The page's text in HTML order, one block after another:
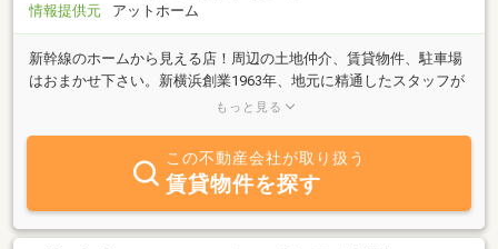
情報提供元
アットホーム
新幹線のホームから見える店！周辺の土地仲介、賃貸物件、駐車場
はおまかせ下さい。新横浜創業1963年、地元に精通したスタッフが
対応させて頂きます。東海道新幹線、ＪＲ横浜線、市営地下鉄線、
もっと見る
この不動産会社が取り扱う
賃貸物件を探す